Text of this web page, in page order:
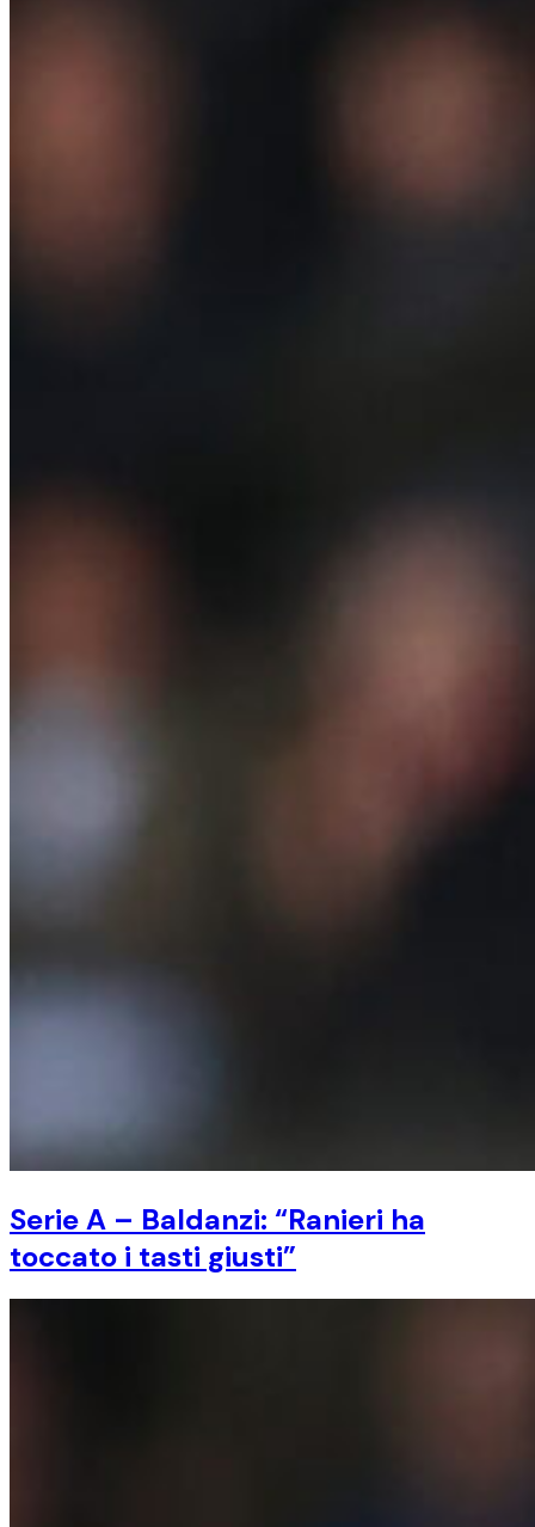
Serie A – Baldanzi: “Ranieri ha
toccato i tasti giusti”